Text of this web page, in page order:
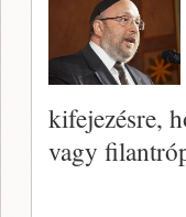
kifejezésre,
vagy